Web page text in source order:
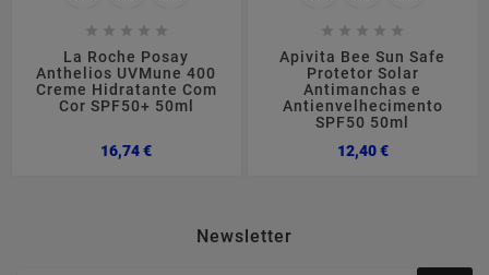
    
La Roche Posay
Anthelios UVMune 400
Creme Hidratante Com
Cor SPF50+ 50ml
16,74 €Preço
    
Apivita Bee Sun Safe
Protetor Solar
Antimanchas e
Antienvelhecimento
SPF50 50ml
12,40 €Preço
Newsletter